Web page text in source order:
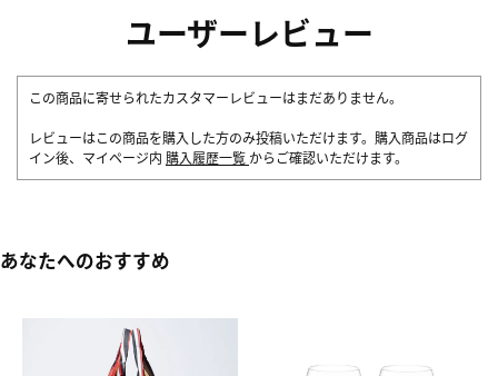
ユーザーレビュー
この商品に寄せられたカスタマーレビューはまだありません。
レビューはこの商品を購入した方のみ投稿いただけます。購入商品はログ
イン後、マイページ内 購入履歴一覧 からご確認いただけます。
あなたへのおすすめ